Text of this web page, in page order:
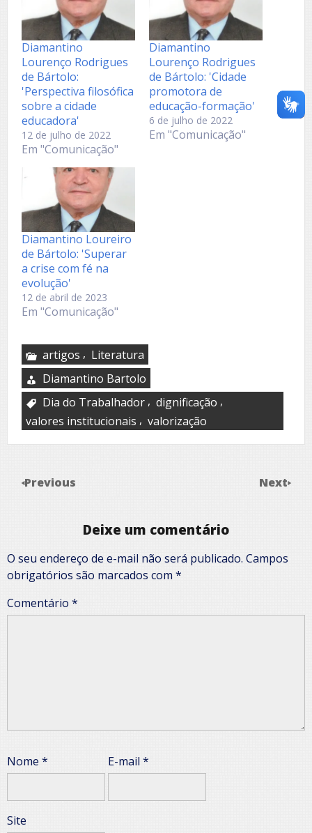
Diamantino
Lourenço Rodrigues
de Bártolo:
'Perspectiva filosófica
sobre a cidade
educadora'
12 de julho de 2022
Em "Comunicação"
Diamantino
Lourenço Rodrigues
de Bártolo: 'Cidade
promotora de
educação-formação'
6 de julho de 2022
Em "Comunicação"
Diamantino Loureiro
de Bártolo: 'Superar
a crise com fé na
evolução'
12 de abril de 2023
Em "Comunicação"
artigos , Literatura
Diamantino Bartolo
Dia do Trabalhador , dignificação ,
valores institucionais , valorização
Previous Next
Deixe um comentário
O seu endereço de e-mail não será publicado. Campos
obrigatórios são marcados com *
Comentário *
Nome * E-mail*
Site